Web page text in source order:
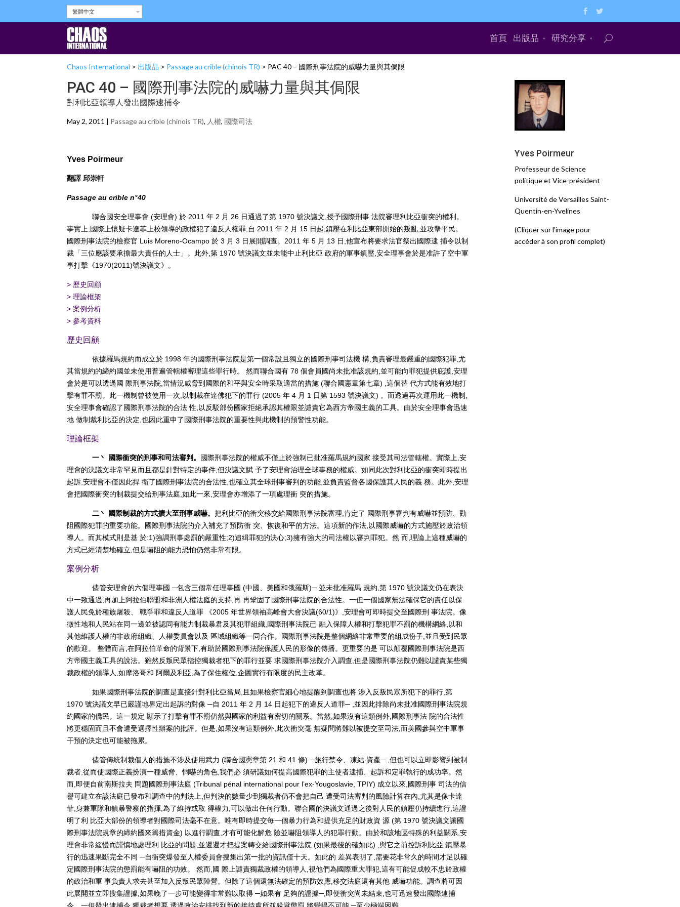
繁體中文
首頁 出版品 研究分享
Chaos International > 出版品 > Passage au crible (chinois TR) > PAC 40 – 國際刑事法院的威嚇力量與其侷限
PAC 40 – 國際刑事法院的威嚇力量與其侷限
對利比亞領導人發出國際逮捕令
May 2, 2011 | Passage au crible (chinois TR), 人權, 國際司法
Yves Poirmeur
翻譯 邱崇軒
Passage au crible n°40
聯合國安全理事會 (安理會) 於 2011 年 2 月 26 日通過了第 1970 號決議文,授予國際刑事 法院審理利比亞衝突的權利。
事實上,國際上懷疑卡達菲上校領導的政權犯了違反人權罪,自 2011 年 2 月 15 日起,鎮壓在利比亞東部開始的叛亂,並攻擊平民。
國際刑事法院的檢察官 Luis Moreno-Ocampo 於 3 月 3 日展開調查。2011 年 5 月 13 日,他宣布將要求法官祭出國際逮 捕令以制
裁「三位應該要承擔最大責任的人士」。此外,第 1970 號決議文並未能中止利比亞 政府的軍事鎮壓,安全理事會於是准許了空中軍
事打擊《1970(2011)號決議文》。
> 歷史回顧
> 理論框架
> 案例分析
> 參考資料
歷史回顧
依據羅馬規約而成立於 1998 年的國際刑事法院是第一個常設且獨立的國際刑事司法機 構,負責審理最嚴重的國際犯罪,尤
其當規約的締約國並未使用普遍管轄權審理這些罪行時。 然而聯合國有 78 個會員國尚未批准該規約,並可能向罪犯提供庇護,安理
會於是可以透過國 際刑事法院,當情況威脅到國際的和平與安全時采取適當的措施 (聯合國憲章第七章) ,這個替 代方式能有效地打
擊有罪不罰。此一機制曾被使用一次,以制裁在達佛犯下的罪行 (2005 年 4 月 1 日第 1593 號決議文) 。而透過再次運用此一機制,
安全理事會確認了國際刑事法院的合法 性,以反駁部份國家拒絕承認其權限並譴責它為西方帝國主義的工具。由於安全理事會迅速
地 做制裁利比亞的決定,也因此重申了國際刑事法院的重要性與此機制的預警性功能。
理論框架
一丶 國際衝突的刑事和司法審判。 國際刑事法院的權威不僅止於強制已批准羅馬規約國家 接受其司法管轄權。實際上,安
理會的決議文非常罕見而且都是針對特定的事件,但決議文賦 予了安理會治理全球事務的權威。如同此次對利比亞的衝突即時提出
起訴,安理會不僅因此捍 衛了國際刑事法院的合法性,也確立其全球刑事審判的功能,並負責監督各國保護其人民的義 務。此外,安理
會把國際衝突的制裁提交給刑事法庭,如此一來,安理會亦增添了一項處理衝 突的措施。
二丶 國際制裁的方式擴大至刑事威嚇。 把利比亞的衝突移交給國際刑事法院審理,肯定了 國際刑事審判有威嚇並預防、勸
阻國際犯罪的重要功能。國際刑事法院的介入補充了預防衝 突、恢復和平的方法。這項新的作法,以國際威嚇的方式施壓於政治領
導人。而其模式則是基 於:1)強調刑事處罰的嚴重性;2)追緝罪犯的決心;3)擁有強大的司法權以審判罪犯。然 而,理論上這種威嚇的
方式已經清楚地確立,但是嚇阻的能力恐怕仍然非常有限。
案例分析
儘管安理會的六個理事國 ─包含三個常任理事國 (中國、美國和俄羅斯)─ 並未批准羅馬 規約,第 1970 號決議文仍在表決
中一致通過,再加上阿拉伯聯盟和非洲人權法庭的支持,再 再鞏固了國際刑事法院的合法性。一但一個國家無法確保它的責任以保
護人民免於種族屠殺、 戰爭罪和違反人道罪 《2005 年世界領袖高峰會大會決議(60/1)》,安理會可即時提交至國際刑 事法院。像
徵性地和人民站在同一邊並被認同有能力制裁暴君及其犯罪組織,國際刑事法院已 融入保障人權和打擊犯罪不罰的機構網絡,以和
其他維護人權的非政府組織、人權委員會以及 區域組織等一同合作。國際刑事法院是整個網絡非常重要的組成份子,並且受到民眾
的歡迎。 整體而言,在阿拉伯革命的背景下,有助於國際刑事法院保護人民的形像的傳播。更重要的是 可以顛覆國際刑事法院是西
方帝國主義工具的說法。雖然反叛民眾指控獨裁者犯下的罪行並要 求國際刑事法院介入調查,但是國際刑事法院仍難以譴責某些獨
裁政權的領導人,如摩洛哥和 阿爾及利亞,為了保住權位,企圖實行有限度的民主改革。
如果國際刑事法院的調查是直接針對利比亞當局,且如果檢察官細心地提醒到調查也將 涉入反叛民眾所犯下的罪行,第
1970 號決議文早已嚴謹地界定出起訴的對像 ─自 2011 年 2 月 14 日起犯下的違反人道罪─ ,並因此排除尚未批准國際刑事法院規
約國家的僑民。這一規定 顯示了打擊有罪不罰仍然與國家的利益有密切的關系。當然,如果沒有這類例外,國際刑事法 院的合法性
將更穩固而且不會遭受選擇性辦案的批評。但是,如果沒有這類例外,此次衝突毫 無疑問將難以被提交至司法,而美國參與空中軍事
干預的決定也可能被拖累。
儘管傳統制裁個人的措施不涉及使用武力 (聯合國憲章第 21 和 41 條) ─旅行禁令、凍結 資產─ ,但也可以立即影響到被制
裁者,從而使國際正義扮演一種威脅、恫嚇的角色,我們必 須研議如何提高國際犯罪的主使者逮捕、起訴和定罪執行的成功率。然
而,即便自前南斯拉夫 問題國際刑事法庭 (Tribunal pénal international pour l’ex-Yougoslavie, TPIY) 成立以來,國際刑事 司法的信
譽可建立在該法庭已發布和調查中的判決上,但判決的數量少到獨裁者仍不會把自己 遭受司法審判的風險計算在內,尤其是像卡達
菲,身兼軍隊和鎮暴警察的指揮,為了維持或取 得權力,可以做出任何行動。聯合國的決議文通過之後對人民的鎮壓仍持續進行,這證
明了利 比亞大部份的領導者對國際司法毫不在意。唯有即時提交每一個暴力行為和提供充足的財政資 源 (第 1970 號決議文讓國
際刑事法院規章的締約國來籌措資金) 以進行調查,才有可能化解危 險並嚇阻領導人的犯罪行動。由於和該地區特殊的利益關系,安
理會非常緩慢而謹慎地處理利 比亞的問題,並遲遲才把提案轉交給國際刑事法院 (如果最後的確如此) ,與它之前控訴利比亞 鎮壓暴
行的迅速果斷完全不同 ─自衝突爆發至人權委員會搜集出第一批的資訊僅十天。如此的 差異表明了,需要花非常久的時間才足以確
定國際刑事法院的懲罰能有嚇阻的功效。 然而,國 際上譴責獨裁政權的領導人,視他們為國際重大罪犯,這有可能促成較不忠於政權
的政治和軍 事負責人求去甚至加入反叛民眾陣營。但除了這個還無法確定的預防效應,移交法庭還有其他 威嚇功能。調查將可因
此展開並立即搜集證據,如果晚了一步可能變得非常難以取得 ─如果有 足夠的證據─,即便衝突尚未結束,也可迅速發出國際逮捕
Yves Poirmeur
Professeur de Science
politique et Vice-président
Université de Versailles Saint-
Quentin-en-Yvelines
(Cliquer sur l'image pour
accéder à son profil complet)